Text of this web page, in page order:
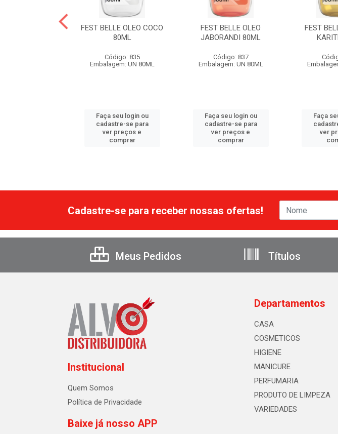
FEST BELLE OLEO COCO
80ML
Código: 835
Embalagem: UN 80ML
Faça seu login ou
cadastre-se para
ver preços e
comprar
FEST BELLE OLEO
JABORANDI 80ML
Código: 837
Embalagem: UN 80ML
Faça seu login ou
cadastre-se para
ver preços e
comprar
FEST
Faça
ver
Cadastre-se para receber nossas ofertas!
Meus Pedidos Títulos
Institucional
Quem Somos
Política de Privacidade
Baixe já nosso APP
Departamentos
CASA
COSMETICOS
HIGIENE
MANICURE
PERFUMARIA
PRODUTO DE LIMPEZA
VARIEDADES